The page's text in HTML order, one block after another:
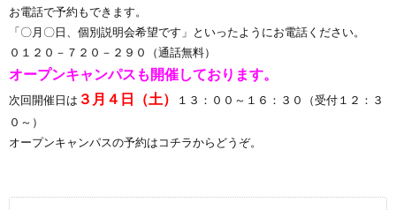
お電話で予約もできます。
「〇月〇日、個別説明会希望です」といったようにお電話ください。
０１２０－７２０－２９０（通話無料）
オープンキャンパスも開催しております。
次回開催日は ３月４日（土）
１３：００～１６：３０（受付１２：３
０～）
オープンキャンパスの予約はコチラからどうぞ。